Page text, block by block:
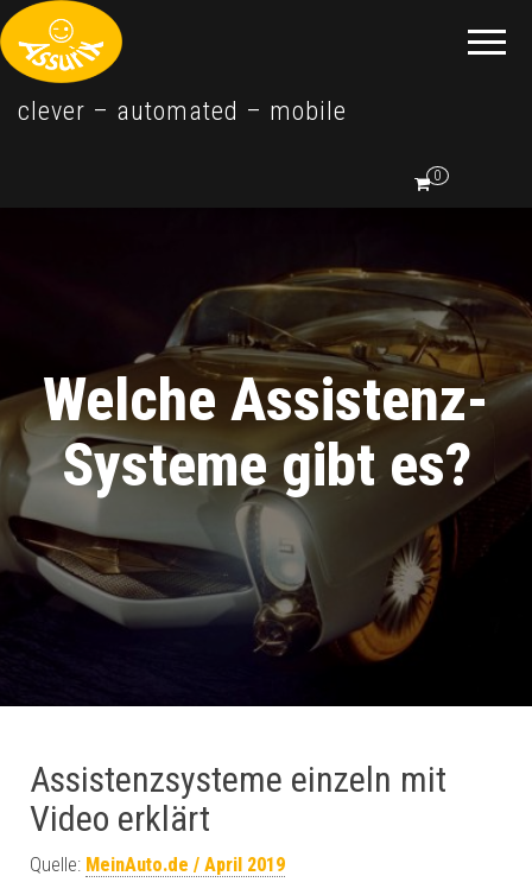
clever – automated – mobile
0
Welche Assistenz-
Systeme gibt es?
Assistenzsysteme einzeln mit
Video erklärt
Quelle: MeinAuto.de / April 2019